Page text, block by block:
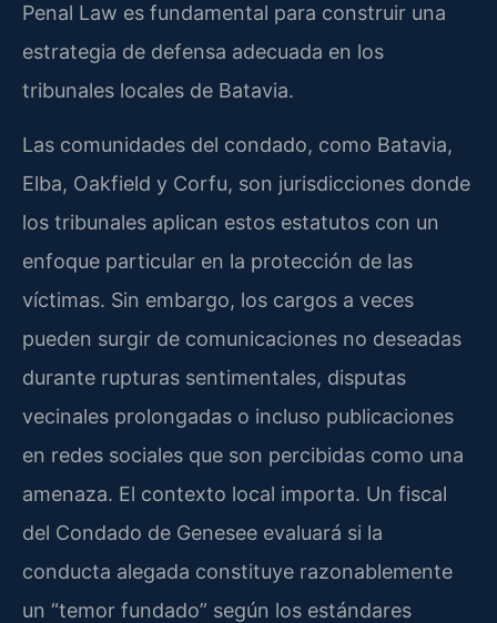
Penal Law es fundamental para construir una
estrategia de defensa adecuada en los
tribunales locales de Batavia.
Las comunidades del condado, como Batavia,
Elba, Oakfield y Corfu, son jurisdicciones donde
los tribunales aplican estos estatutos con un
enfoque particular en la protección de las
víctimas. Sin embargo, los cargos a veces
pueden surgir de comunicaciones no deseadas
durante rupturas sentimentales, disputas
vecinales prolongadas o incluso publicaciones
en redes sociales que son percibidas como una
amenaza. El contexto local importa. Un fiscal
del Condado de Genesee evaluará si la
conducta alegada constituye razonablemente
un “temor fundado” según los estándares